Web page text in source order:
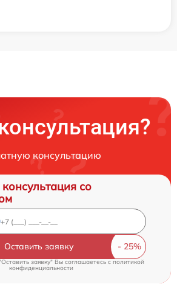
консультацию
со
Оставить заявку
заявку" Вы соглашаетесь cполитикой
конфиденциальности